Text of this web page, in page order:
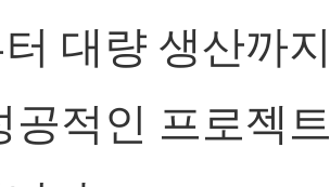
대량 생산까
공적인 프로젝